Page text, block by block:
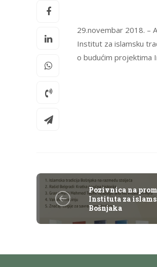
29.novembar 2018. –
Institut za islamsku
o budućim projektima
Pozivnica na
Instituta za
Bošnjaka